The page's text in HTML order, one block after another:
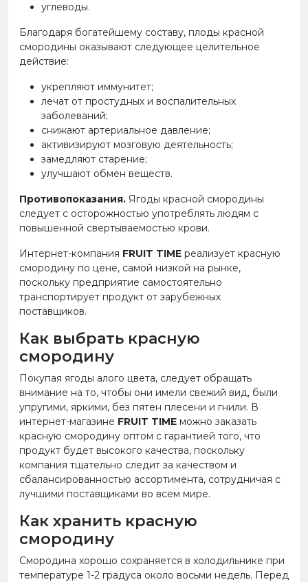
углеводы.
Благодаря богатейшему составу, плоды красной
смородины оказывают следующее целительное
действие:
укрепляют иммунитет;
лечат от простудных и воспалительных
заболеваний;
снижают артериальное давление;
активизируют мозговую деятельность;
замедляют старение;
улучшают обмен веществ.
Противопоказания. Ягоды красной смородины
следует с осторожностью употреблять людям с
повышенной свертываемостью крови.
Интернет-компания FRUIT TIME реализует красную
смородину по цене, самой низкой на рынке,
поскольку предприятие самостоятельно
транспортирует продукт от зарубежных
поставщиков.
Как выбрать красную
смородину
Покупая ягоды алого цвета, следует обращать
внимание на то, чтобы они имели свежий вид, были
упругими, яркими, без пятен плесени и гнили. В
интернет-магазине FRUIT TIME можно заказать
красную смородину оптом с гарантией того, что
продукт будет высокого качества, поскольку
компания тщательно следит за качеством и
сбалансированностью ассортимента, сотрудничая с
лучшими поставщиками во всем мире.
Как хранить красную
смородину
Смородина хорошо сохраняется в холодильнике при
температуре 1-2 градуса около восьми недель. Перед